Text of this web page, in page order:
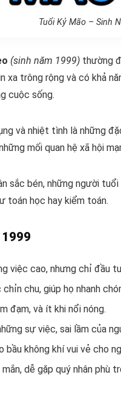
Tuổi Kỷ Mão – Sinh
(sinh năm 1999) thường
trông rộng và có khả
cuộc sống.
và nhiệt tình là những
mối quan hệ xã hội
sắc bén, những người
toán học hay kiểm toán.
việc cao, nhưng chỉ đầu
chu, giúp họ nhanh
đạm, và ít khi nổi nóng.
sự việc, sai lầm của
bầu không khí vui vẻ cho
dễ gặp quý nhân